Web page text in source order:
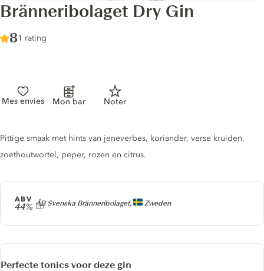
Bränneribolaget Dry Gin
Score :
8/ 10
1 rating
Mes envies Mon bar Noter
Producer
AB Svenska Bränneribolaget, Zweden
ABV
44%
Gin description
Pittige smaak met hints van jeneverbes, koriander, verse kruiden,
zoethoutwortel, peper, rozen en citrus.
Perfecte tonics voor deze gin